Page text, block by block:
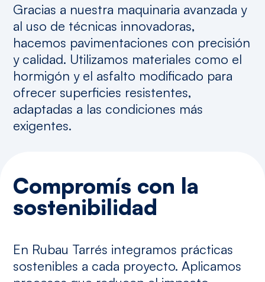
Gracias a nuestra maquinaria avanzada y
al uso de técnicas innovadoras,
hacemos pavimentaciones con precisión
y calidad. Utilizamos materiales como el
hormigón y el asfalto modificado para
ofrecer superficies resistentes,
adaptadas a las condiciones más
exigentes.
Compromís con la
sostenibilidad
En Rubau Tarrés integramos prácticas
sostenibles a cada proyecto. Aplicamos